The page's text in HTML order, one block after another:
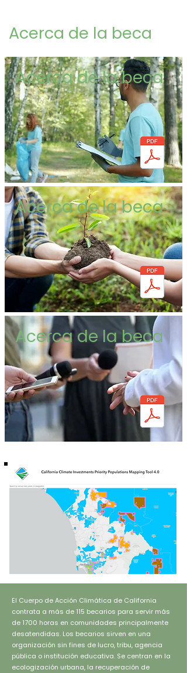
Acerca de la beca
Acerca de la beca
Acerca de la beca
Acerca de la beca
El Cuerpo de Acción Climática de California
contrata a más de 115 becarios para servir más
de 1700 horas en comunidades principalmente
desatendidas. Los becarios sirven en una
organización sin fines de lucro, tribu, agencia
pública o institución educativa. Se centran en la
ecologización urbana, la recuperación de